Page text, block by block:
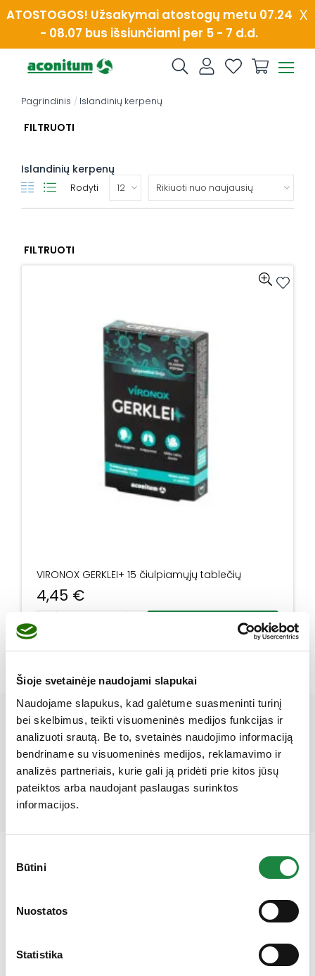
Šioje svetainėje naudojami slapukai
Naudojame slapukus, kad galėtume suasmeninti turinį
bei skelbimus, teikti visuomeninės medijos funkcijas ir
analizuoti srautą. Be to, svetainės naudojimo informaciją
bendriname su visuomeninės medijos, reklamavimo ir
analizės partneriais, kurie gali ją pridėti prie kitos jūsų
pateiktos arba naudojant paslaugas surinktos
informacijos.
pasirinkimas
Būtini
Nuostatos
Statistika
Skip
to
x
ATOSTOGOS! Užsakymai atostogų metu 07.24
- 08.07 bus išsiunčiami per 5 - 7 d.d.
Pagrindinis / Islandinių kerpenų
FILTRUOTI
Islandinių kerpenų
Rodyti
FILTRUOTI
VIRONOX GERKLEI+ 15 čiulpiamųjų tablečių
4,45 €
Mūsų partneriai
Gauk 10% nuolaidą!